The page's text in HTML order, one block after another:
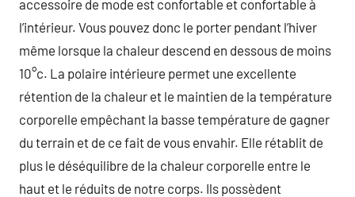
accessoire de mode est confortable et confortable à
l’intérieur. Vous pouvez donc le porter pendant l’hiver
même lorsque la chaleur descend en dessous de moins
10°c. La polaire intérieure permet une excellente
rétention de la chaleur et le maintien de la température
corporelle empêchant la basse température de gagner
du terrain et de ce fait de vous envahir. Elle rétablit de
plus le déséquilibre de la chaleur corporelle entre le
haut et le réduits de notre corps. Ils possèdent